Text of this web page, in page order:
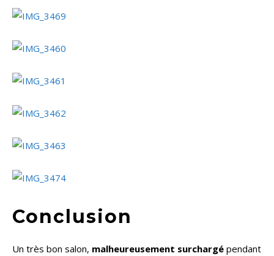
Conclusion
Un très bon salon, malheureusement surchargé pendant